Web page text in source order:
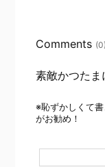
Comments (0)
素敵かつたま
※恥ずかしくて
がお勧め！